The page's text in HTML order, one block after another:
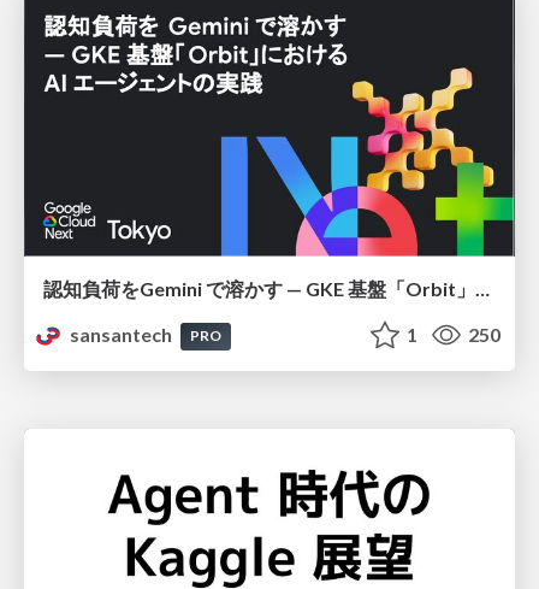
認知負荷をGemini で溶かす — GKE 基盤「Orbit」における AI エージェントの実践
sansantech
PRO 1 250